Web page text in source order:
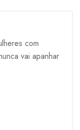
com
vai apanhar